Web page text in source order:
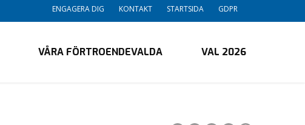
ENGAGERA DIG KONTAKT STARTSIDA GDPR
VÅRA FÖRTROENDEVALDA VAL 2026